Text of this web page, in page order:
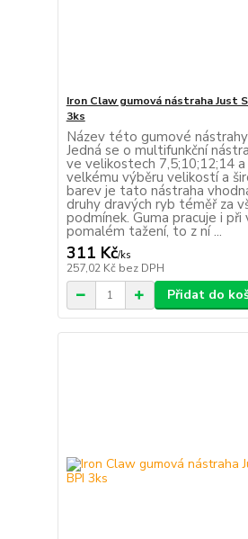
Iron Claw gumová nástraha Just
3ks
Název této gumové
Jedná se o multifunkční
ve velikostech 7,5;10;12;14
velkému výběru velikostí a
barev je tato nástraha
druhy dravých ryb téměř za
podmínek. Guma pracuje i při
pomalém tažení, to z ní ...
311 Kč/ks
257,02 Kč bez DPH
Přidat do